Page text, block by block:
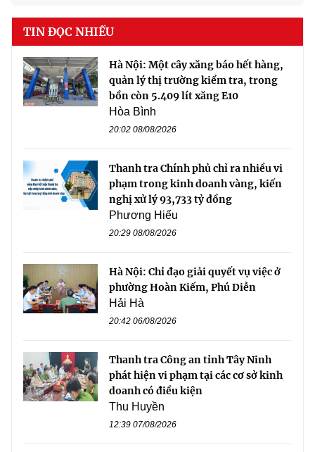
TIN ĐỌC NHIỀU
Hà Nội: Một cây xăng báo hết hàng,
quản lý thị trường kiểm tra, trong
bồn còn 5.409 lít xăng E10
Hòa Bình
20:02 08/08/2026
Thanh tra Chính phủ chỉ ra nhiều vi
phạm trong kinh doanh vàng, kiến
nghị xử lý 93,733 tỷ đồng
Phương Hiếu
20:29 08/08/2026
Hà Nội: Chỉ đạo giải quyết vụ việc ở
phường Hoàn Kiếm, Phú Diễn
Hải Hà
20:42 06/08/2026
Thanh tra Công an tỉnh Tây Ninh
phát hiện vi phạm tại các cơ sở kinh
doanh có điều kiện
Thu Huyền
12:39 07/08/2026